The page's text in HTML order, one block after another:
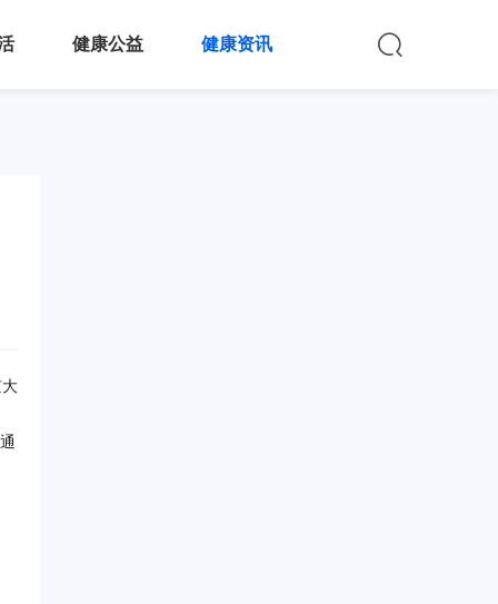
健康公益 健康资讯